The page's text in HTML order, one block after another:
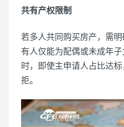
共有产权限制
若多人共同购买房产，需
有人仅能为配偶或未成年
时，即使主申请人占比达
拒。